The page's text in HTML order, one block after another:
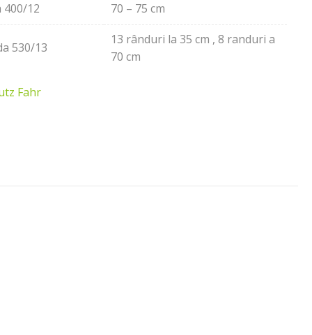
400/12
70 – 75 cm
530/13
13 rânduri la 35 cm , 8 randuri a
70 cm
Fahr